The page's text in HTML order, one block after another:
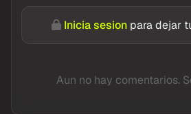
Inicia sesion para dejar
Aun no hay comentarios.